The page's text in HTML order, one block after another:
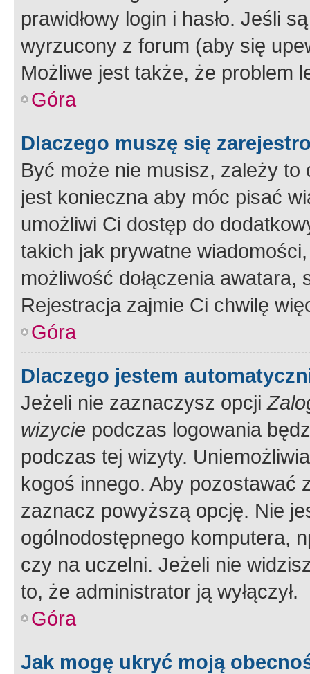
prawidłowy login i hasło. Jeśli
wyrzucony z forum (aby się
Możliwe jest także, że problem
Góra
Dlaczego muszę się
Być może nie musisz, zależy
jest konieczna aby móc pisać
umożliwi Ci dostęp do
takich jak prywatne
możliwość dołączenia
Rejestracja zajmie Ci chwilę
Góra
Dlaczego jestem
Jeżeli nie zaznaczysz opcji
wizycie podczas logowania
podczas tej wizyty.
kogoś innego. Aby pozostawać
zaznacz powyższą opcję. Nie
ogólnodostępnego komputera,
czy na uczelni. Jeżeli nie
to, że administrator ją wyłączył.
Góra
Jak mogę ukryć moją